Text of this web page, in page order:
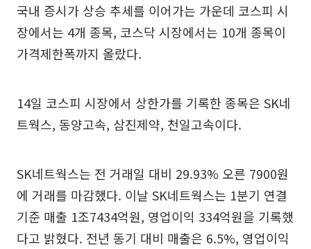
국내 증시가 상승 추세를 이어가는 가운데 코스피 시
장에서는 4개 종목, 코스닥 시장에서는 10개 종목이
가격제한폭까지 올랐다.
14일 코스피 시장에서 상한가를 기록한 종목은 SK네
트웍스, 동양고속, 삼진제약, 천일고속이다.
SK네트웍스는 전 거래일 대비 29.93% 오른 7900원
에 거래를 마감했다. 이날 SK네트웍스는 1분기 연결
기준 매출 1조7434억원, 영업이익 334억원을 기록했
다고 밝혔다. 전년 동기 대비 매출은 6.5%, 영업이익